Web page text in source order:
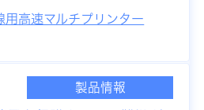
用高速マルチプリンター
製品情報